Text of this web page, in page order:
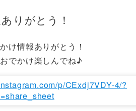
りがとう！
け情報ありがとう！
でかけ楽しんでね♪
p/CExdj7VDY-4/?